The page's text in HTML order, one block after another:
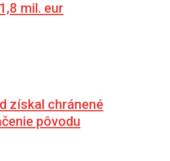
mil. eur
získal chránené
pôvodu